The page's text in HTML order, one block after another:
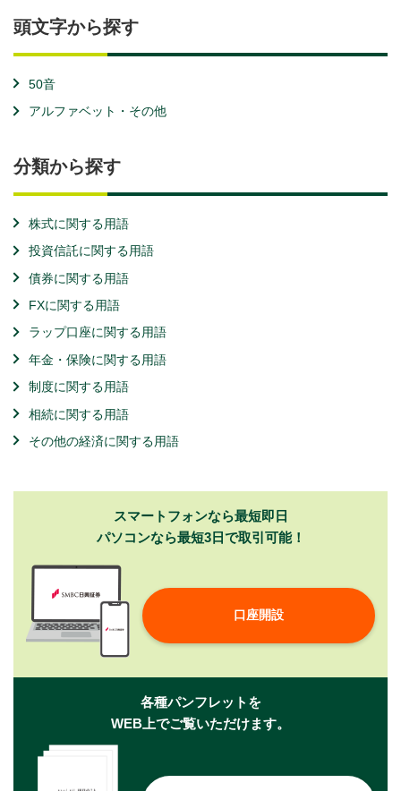
頭文字から探す
50音
アルファベット・その他
分類から探す
株式に関する用語
投資信託に関する用語
債券に関する用語
FXに関する用語
ラップ口座に関する用語
年金・保険に関する用語
制度に関する用語
相続に関する用語
その他の経済に関する用語
スマートフォンなら最短即日
パソコンなら最短3日で取引可能！
口座開設
各種パンフレットを
WEB上でご覧いただけます。